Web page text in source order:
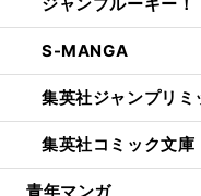
S-MANGA
集英社ジャンプリミ
集英社コミック文庫
青年マンガ